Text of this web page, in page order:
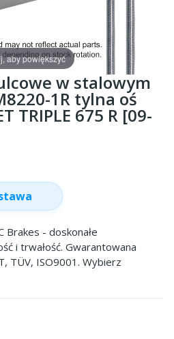
aby powiększyć
w stalowym
1R tylna oś
TRIPLE 675 R [09-
Brakes - doskonałe
i trwałość. Gwarantowana
TÜV, ISO9001. Wybierz